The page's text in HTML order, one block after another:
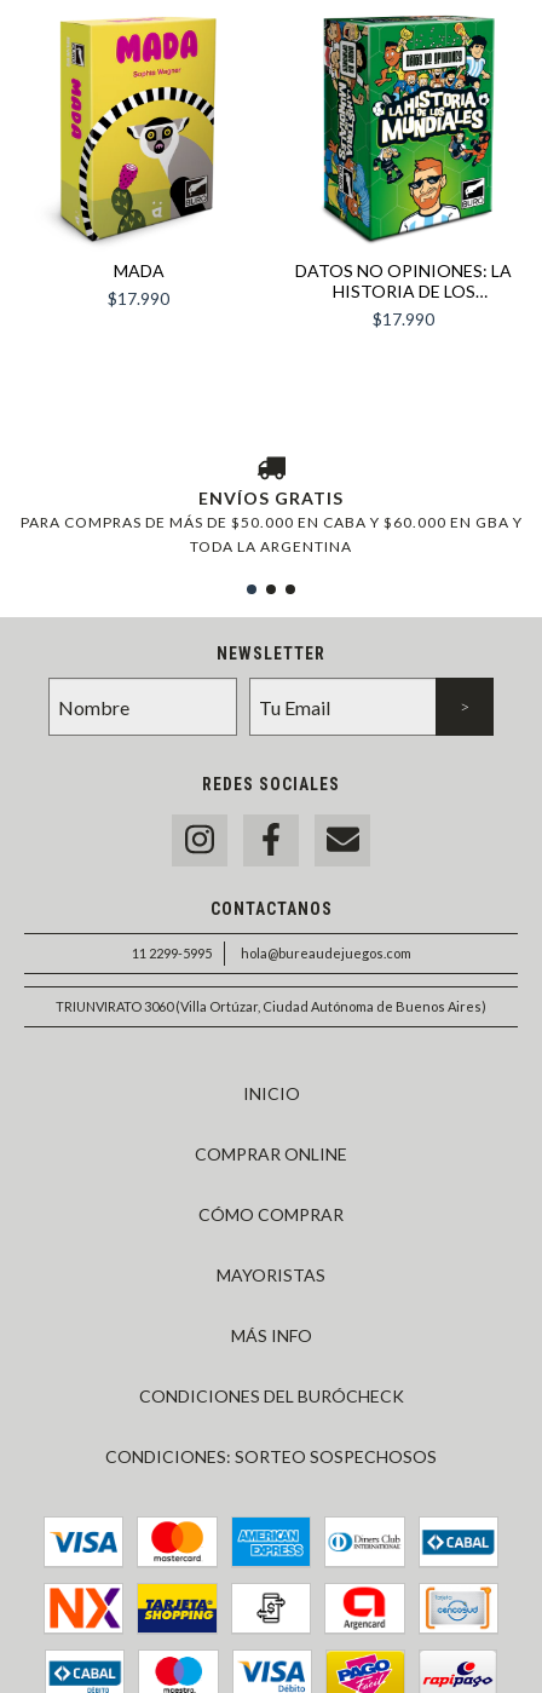
MADA
$17.990
DATOS NO OPINIONES: LA
HISTORIA DE LOS
MUNDIALES
$17.990
ENVÍOS GRATIS
PARA COMPRAS DE MÁS DE $50.000 EN CABA Y $60.000 EN GBA Y
TODA LA ARGENTINA
NEWSLETTER
REDES SOCIALES
CONTACTANOS
11 2299-5995 hola@bureaudejuegos.com
TRIUNVIRATO 3060 (Villa Ortúzar, Ciudad Autónoma de Buenos Aires)
INICIO
COMPRAR ONLINE
CÓMO COMPRAR
MAYORISTAS
MÁS INFO
CONDICIONES DEL BURÓCHECK
CONDICIONES: SORTEO SOSPECHOSOS